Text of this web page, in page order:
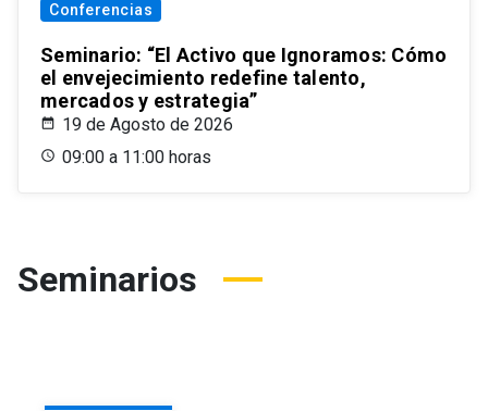
Conferencias
Seminario: “El Activo que Ignoramos: Cómo
el envejecimiento redefine talento,
mercados y estrategia”
19 de Agosto de 2026
09:00 a 11:00 horas
Seminarios